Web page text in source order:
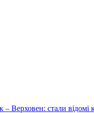
– Верховен: стали відомі